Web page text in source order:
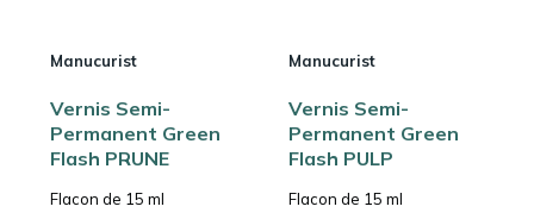
Manucurist
Vernis Semi-
Permanent Green
Flash PRUNE
Flacon de 15 ml
Manucurist
Vernis Semi-
Permanent Green
Flash PULP
Flacon de 15 ml